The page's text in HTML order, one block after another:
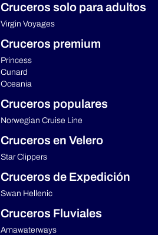
Cruceros solo para adultos
Virgin Voyages
Cruceros premium
Princess
Cunard
Oceania
Cruceros populares
Norwegian Cruise Line
Cruceros en Velero
Star Clippers
Cruceros de Expedición
Swan Hellenic
Cruceros Fluviales
Amawaterways